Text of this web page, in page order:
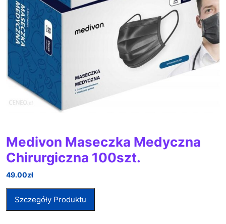
Medivon Maseczka Medyczna
Chirurgiczna 100szt.
49.00zł
Szczegóły Produktu